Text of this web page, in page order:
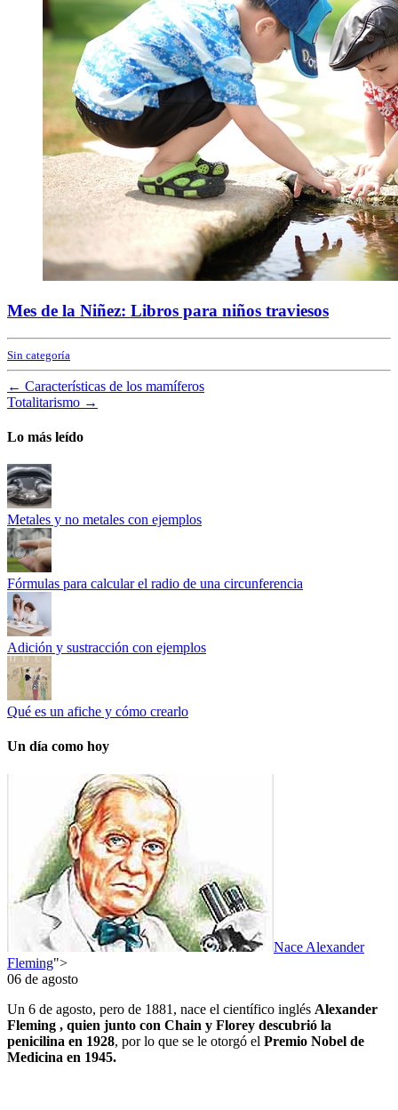
Mes de la Niñez: Libros para niños traviesos
Sin categoría
← Características de los mamíferos
Totalitarismo →
Lo más leído
Metales y no metales con ejemplos
Fórmulas para calcular el radio de una circunferencia
Adición y sustracción con ejemplos
Qué es un afiche y cómo crearlo
Un día como hoy
Nace Alexander
Fleming">
06 de agosto
Un 6 de agosto, pero de 1881, nace el científico inglés Alexander
Fleming , quien junto con Chain y Florey descubrió la
penicilina en 1928, por lo que se le otorgó el Premio Nobel de
Medicina en 1945.